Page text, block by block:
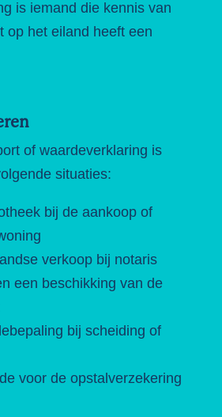
is iemand die kennis van
op het eiland heeft een
of waardeverklaring is
situaties:
bij de aankoop of
verkoop bij notaris
een beschikking van de
bij scheiding of
voor de opstalverzekering